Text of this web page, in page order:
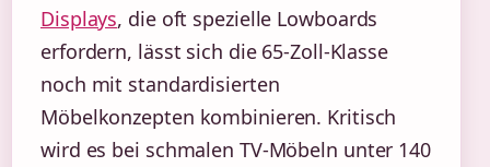
Displays, die oft spezielle Lowboards
erfordern, lässt sich die 65-Zoll-Klasse
noch mit standardisierten
Möbelkonzepten kombinieren. Kritisch
wird es bei schmalen TV-Möbeln unter 140